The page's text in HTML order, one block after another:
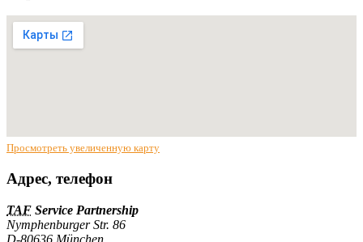
Просмотреть увеличенную карту
Адрес, телефон
TAF Service Partnership
Nymphenburger Str. 86
D-80636 München